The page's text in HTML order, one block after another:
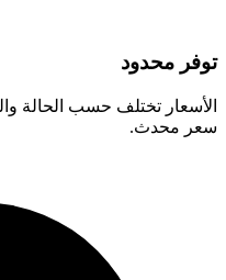
توفر محدود
الأسعار تختلف حسب الحالة
سعر محدث.